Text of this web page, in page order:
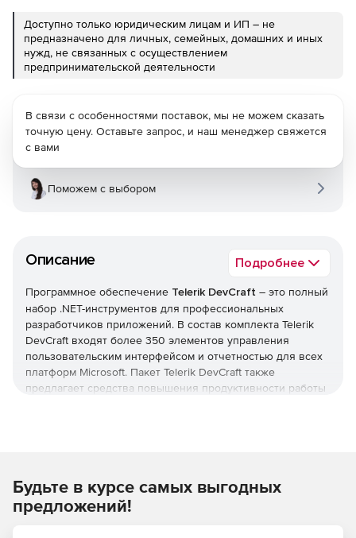
Доступно только юридическим лицам и ИП – не
предназначено для личных, семейных, домашних и иных
нужд, не связанных с осуществлением
предпринимательской деятельности
Описание Подробнее
Программное обеспечение Telerik DevCraft – это полный
набор .NET-инструментов для профессиональных
разработчиков приложений. В состав комплекта Telerik
DevCraft входят более 350 элементов управления
пользовательским интерфейсом и отчетностью для всех
платформ Microsoft. Пакет Telerik DevCraft также
предлагает средства повышения продуктивности работы
позволяет создавать настольные, мобильные и web-
приложения с насыщенным функционалом. Более 100
тысяч .NET-разработчиков по всему миру используют
В связи с особенностями поставок, мы не можем сказать
точную цену. Оставьте запрос, и наш менеджер свяжется
с вами
Поможем с выбором
Будьте в курсе самых выгодных
предложений!